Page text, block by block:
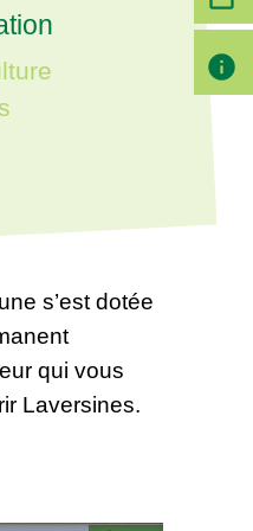
s’est dotée
qui vous
Laversines.
info